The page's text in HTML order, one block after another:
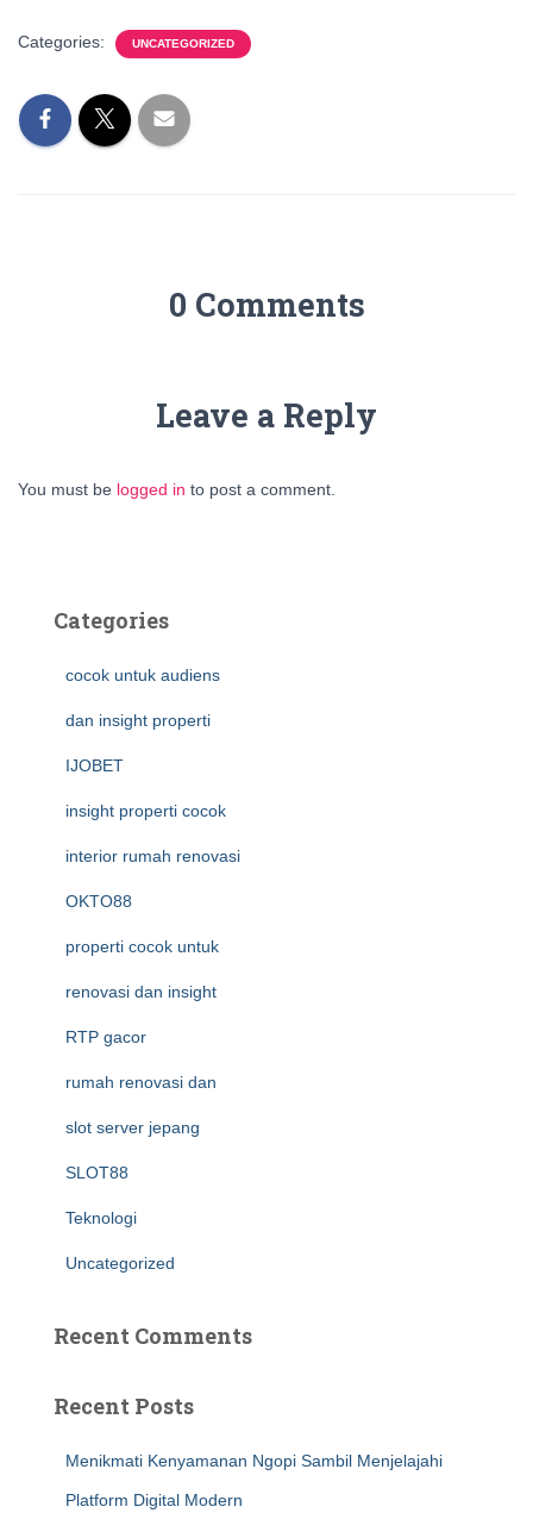
Categories: UNCATEGORIZED
0 Comments
Leave a Reply
You must be logged in to post a comment.
Categories
cocok untuk audiens
dan insight properti
IJOBET
insight properti cocok
interior rumah renovasi
OKTO88
properti cocok untuk
renovasi dan insight
RTP gacor
rumah renovasi dan
slot server jepang
SLOT88
Teknologi
Uncategorized
Recent Comments
Recent Posts
Menikmati Kenyamanan Ngopi Sambil Menjelajahi
Platform Digital Modern